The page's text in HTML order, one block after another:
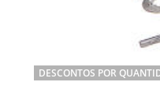
DESCONTOS POR